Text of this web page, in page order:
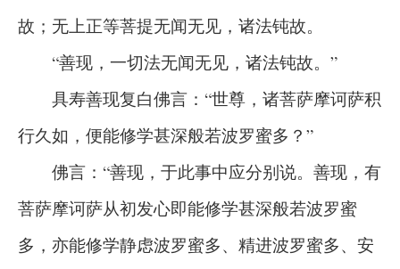
故；无上正等菩提无闻无见，诸法钝故。
“善现，一切法无闻无见，诸法钝故。”
具寿善现复白佛言：“世尊，诸菩萨摩诃萨积
行久如，便能修学甚深般若波罗蜜多？”
佛言：“善现，于此事中应分别说。善现，有
菩萨摩诃萨从初发心即能修学甚深般若波罗蜜
多，亦能修学静虑波罗蜜多、精进波罗蜜多、安